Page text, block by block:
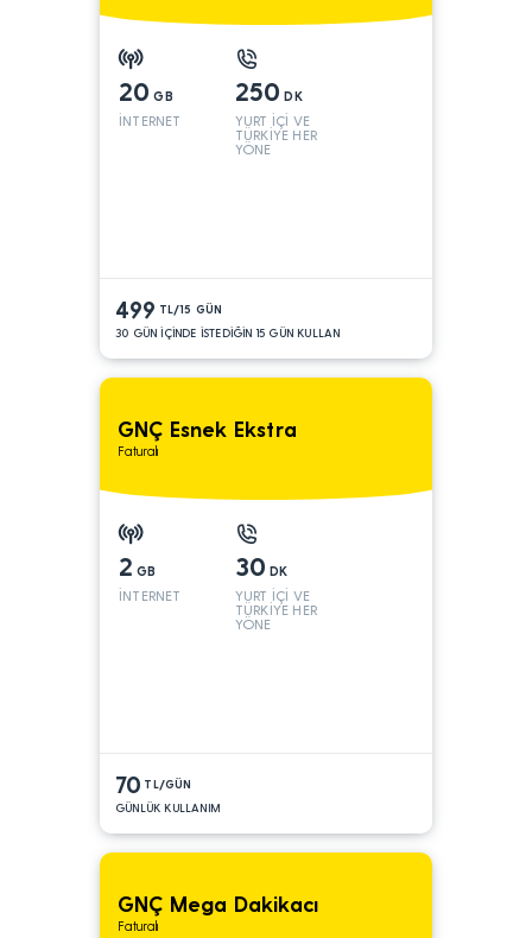
20 GB
İNTERNET
250 DK
YURT İÇİ VE
TÜRKİYE HER
YÖNE
499 TL/15 GÜN
30 GÜN İÇİNDE İSTEDİĞİN 15 GÜN KULLAN
GNÇ Esnek Ekstra
Faturalı
2 GB
İNTERNET
30 DK
YURT İÇİ VE
TÜRKİYE HER
YÖNE
70 TL/GÜN
GÜNLÜK KULLANIM
GNÇ Mega Dakikacı
Faturalı